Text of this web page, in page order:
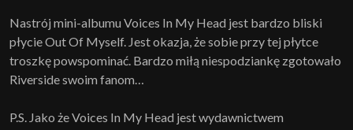
Nastrój mini-albumu Voices In My Head jest bardzo bliski
płycie Out Of Myself. Jest okazja, że sobie przy tej płytce
troszkę powspominać. Bardzo miłą niespodziankę zgotowało
Riverside swoim fanom…
P.S. Jako że Voices In My Head jest wydawnictwem